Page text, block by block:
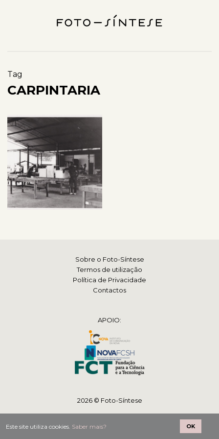
Tag
CARPINTARIA
Sobre o Foto-Síntese
Termos de utilização
Política de Privacidade
Contactos
APOIO:
2026 © Foto-Síntese
Este site utiliza cookies. Saber mais? OK